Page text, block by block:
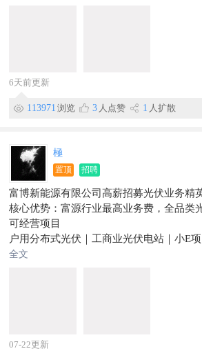
薪资待遇：面议，根据个人工作经验、实
有意者可携带本人身份证前往厂区现场面
薪资：转正后5000元，购买五险。
6天前更新
113971 浏览 3 人点赞 1 人扩散
極
置顶 招聘
富博新能源有限公司高薪招募光伏业务精
核心优势：富源行业最高业务费，全品类
可经营项目
户用分布式光伏｜工商业光伏电站｜小E
招募对象
全文
07-22更新